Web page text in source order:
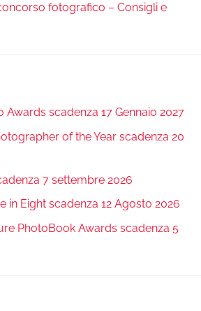
fotografico – Consigli e
Awards scadenza 17 Gennaio 2027
of the Year scadenza 20
7 settembre 2026
in Eight scadenza 12 Agosto 2026
PhotoBook Awards scadenza 5